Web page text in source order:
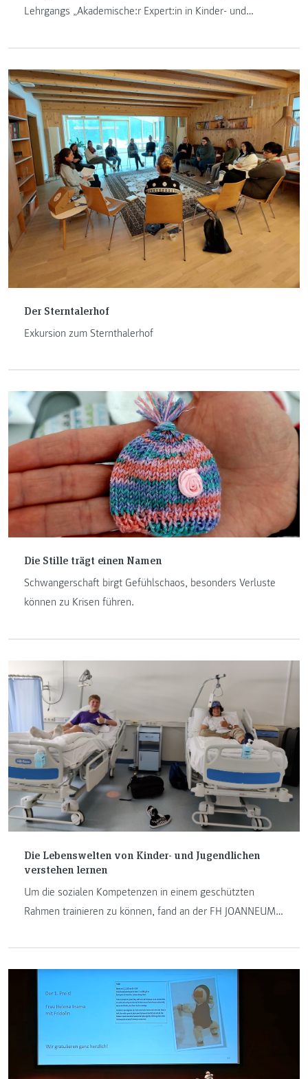
Lehrgangs „Akademische:r Expert:in in Kinder- und
Der Sterntalerhof
Exkursion zum Sternthalerhof
Die Stille trägt einen Namen
Schwangerschaft birgt Gefühlschaos, besonders Verluste
können zu Krisen führen.
Die Lebenswelten von Kinder- und Jugendlichen
verstehen lernen
Um die sozialen Kompetenzen in einem geschützten
Rahmen trainieren zu können, fand an der FH JOANNEUM,
statt.